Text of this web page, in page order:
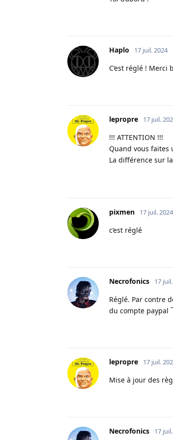
Haplo 17 juil. 2024
C’est réglé ! Merci
lepropre 17 juil.
!!! ATTENTION !!!
Quand vous faites
La différence sur
pixmen 17 juil. 2024
c’est réglé
Necrofonics 17
Réglé. Par contre
du compte paypal
lepropre 17 juil.
Mise à jour des
Necrofonics 17